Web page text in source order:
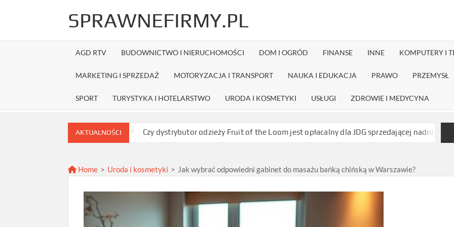
SPRAWNEFIRMY.PL
AGD RTV BUDOWNICTWO I NIERUCHOMOŚCI DOM I OGRÓD FINANSE INNE KOMPUTERY I
MARKETING I SPRZEDAŻ MOTORYZACJA I TRANSPORT NAUKA I EDUKACJA PRAWO PRZEMYSŁ
SPORT TURYSTYKA I HOTELARSTWO URODA I KOSMETYKI USŁUGI ZDROWIE I MEDYCYNA
AKTUALNOŚCI
najlepszą ofertę? Czy dystrybutor odzieży Fruit of the Loom jest opłacalny dla JDG sprzedającej nadruki na koszulkach?
Home > Uroda i kosmetyki > Jak wybrać odpowiedni gabinet do masażu bańką chińską w Warszawie?